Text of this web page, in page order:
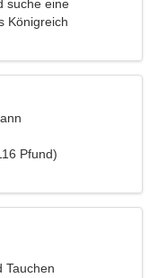
suche eine
Königreich
Pfund)
Tauchen